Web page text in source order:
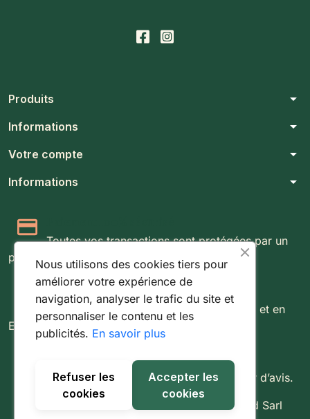
Produits arrow_drop_down
Informations arrow_drop_down
Votre compte arrow_drop_down
Informations arrow_drop_down
Toutes vos transactions sont protégées par un
protocole SSL 256 bits.
Expédition rapide & suivie
Livraison rapide partout au Luxembourg et en
Europe.
Retours simples sous 14 jours
Vous disposez de 14 jours pour changer d’avis.
© 2026 - Tout droit réservé à Fishing World Sarl
Nous utilisons des cookies tiers pour
améliorer votre expérience de
navigation, analyser le trafic du site et
personnaliser le contenu et les
publicités. En savoir plus
Accepter les
cookies
Refuser les
cookies